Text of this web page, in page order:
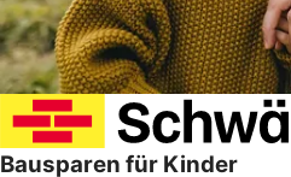
Bausparen für Kinder